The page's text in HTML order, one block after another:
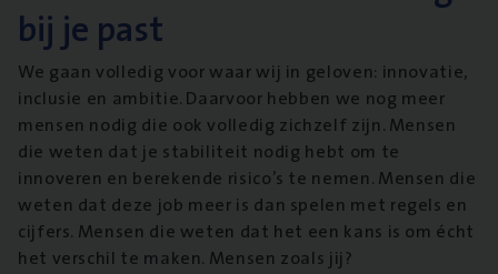
bij je past
We gaan volledig voor waar wij in geloven: innovatie,
inclusie en ambitie. Daarvoor hebben we nog meer
mensen nodig die ook volledig zichzelf zijn. Mensen
die weten dat je stabiliteit nodig hebt om te
innoveren en berekende risico’s te nemen. Mensen die
weten dat deze job meer is dan spelen met regels en
cijfers. Mensen die weten dat het een kans is om écht
het verschil te maken. Mensen zoals jij?